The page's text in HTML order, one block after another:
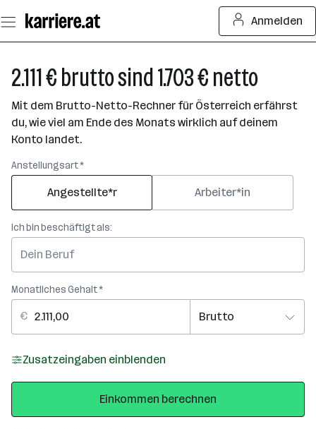
Seiteninhalt
springen
Anmelden
2.111 € brutto sind 1.703 € netto
Mit dem Brutto-Netto-Rechner für Österreich erfährst
du, wie viel am Ende des Monats wirklich auf deinem
Konto landet.
Anstellungsart *
Angestellte*r Arbeiter*in
Ich bin beschäftigt als:
Monatliches Gehalt *
Zusatzeingaben einblenden
Einkommen berechnen